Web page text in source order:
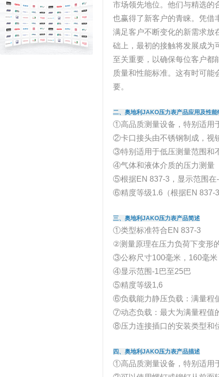
市场领先地位。他们与精选的
也赢得了新客户的青睐。凭借
满足客户不断变化的新需求放
础上，最初的接触将发展成为
至关重要，以确保每位客户都
质量和性能标准。这有时可
要。
二、奥地利JAKO压力表产品应用及性能
①高品质测量设备，特别适用
②卡口接头由不锈钢制成，视
③特别适用于低压测量范围和
④气体和液体介质的压力测量
⑤根据EN 837-3，显示范围在
⑥精度等级1.6（根据EN 837-
三、奥地利JAKO压力表产品简述
①类型标准符合EN 837-3
②测量原理在压力负荷下变形
③公称尺寸100毫米，160毫米
④显示范围-1巴至25巴
⑤精度等级1,6
⑥负载能力静压负载：满量程
⑦动态负载：最大为满量程值
⑧压力连接插口的安装类型和
四、奥地利JAKO压力表产品描述
①高品质测量设备，特别适用